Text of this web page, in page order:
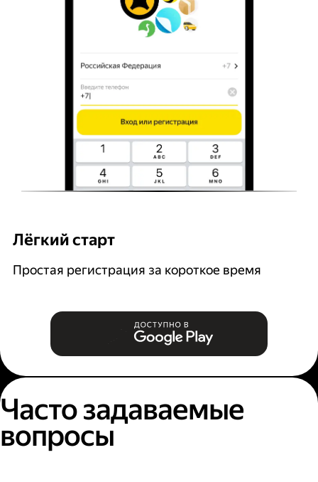
Лёгкий старт
Простая регистрация за короткое время
Часто задаваемые
вопросы